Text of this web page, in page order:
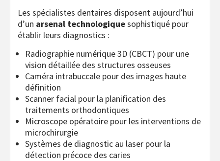
Les spécialistes dentaires disposent aujourd’hui
d’un arsenal technologiquesophistiqué pour
établir leurs diagnostics :
Radiographie numérique 3D (CBCT) pour une
vision détaillée des structures osseuses
Caméra intrabuccale pour des images haute
définition
Scanner facial pour la planification des
traitements orthodontiques
Microscope opératoire pour les interventions de
microchirurgie
Systèmes de diagnostic au laser pour la
détection précoce des caries